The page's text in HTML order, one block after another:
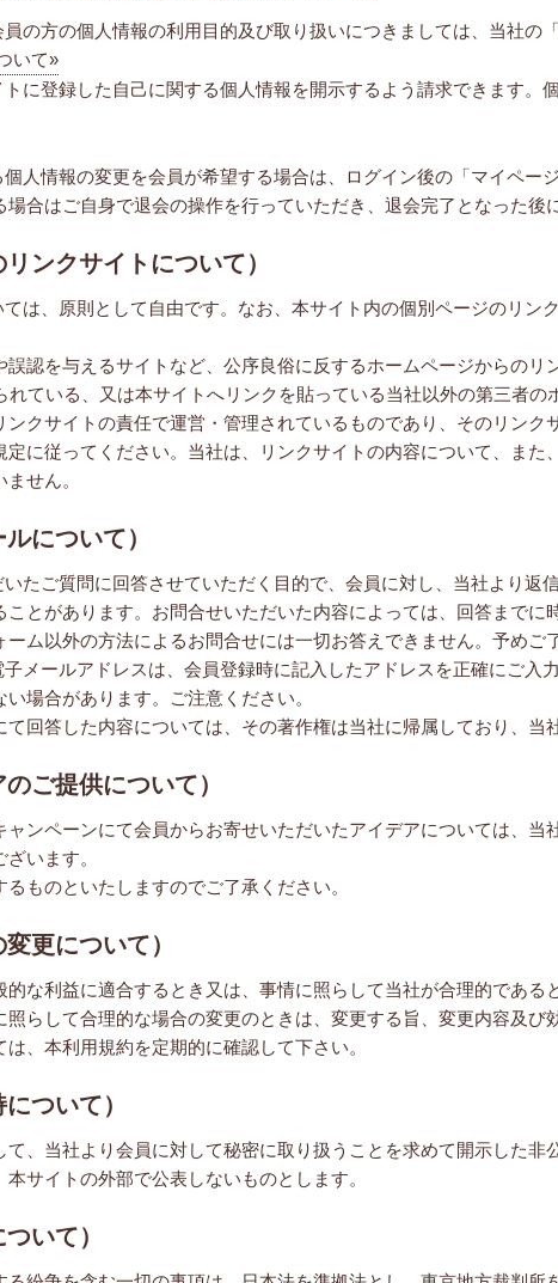
の方の個人情報の利用目的及び取り扱いにつきましては、当社の
いて»
に登録した自己に関する個人情報を開示するよう請求できます。
人情報の変更を会員が希望する場合は、ログイン後の「マイペー
合はご自身で退会の操作を行っていただき、退会完了となった後
ンクサイトについて）
は、原則として自由です。なお、本サイト内の個別ページのリン
誤認を与えるサイトなど、公序良俗に反するホームページからのリ
れている、又は本サイトへリンクを貼っている当社以外の第三者
クサイトの責任で運営・管理されているものであり、そのリンク
定に従ってください。当社は、リンクサイトの内容について、ま
せん。
について）
たご質問に回答させていただく目的で、会員に対し、当社より返
ことがあります。お問合せいただいた内容によっては、回答まで
ム以外の方法によるお問合せには一切お答えできません。予めご
メールアドレスは、会員登録時に記入したアドレスを正確にご入
場合があります。ご注意ください。
回答した内容については、その著作権は当社に帰属しており、当
ご提供について）
ンペーンにて会員からお寄せいただいたアイデアについては、当
います。
ものといたしますのでご了承ください。
更について）
な利益に適合するとき又は、事情に照らして当社が合理的であ
らして合理的な場合の変更のときは、変更する旨、変更内容及び
、本利用規約を定期的に確認して下さい。
ついて）
、当社より会員に対して秘密に取り扱うことを求めて開示した非
サイトの外部で公表しないものとします。
いて）